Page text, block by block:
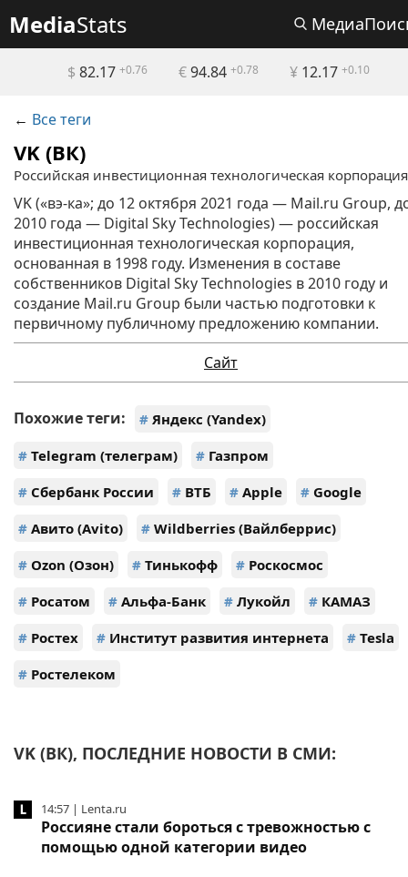
MediaStats
$ 82.17 +0.76 €94.84 +0.78 ¥ 12.17 +0.10
← Все теги
VK (ВК)
Российская инвестиционная технологическая корпорация
VK («вэ-ка»; до 12 октября 2021 года — Mail.ru Group,
2010 года — Digital Sky Technologies) — российская
инвестиционная технологическая корпорация,
основанная в 1998 году. Изменения в составе
собственников Digital Sky Technologies в 2010 году и
создание Mail.ru Group были частью подготовки к
первичному публичному предложению компании.
Сайт
Похожие теги: # Яндекс (Yandex)
# Telegram (телеграм) # Газпром
# Сбербанк России # ВТБ # Apple # Google
# Авито (Avito) # Wildberries (Вайлберрис)
# Ozon (Озон) # Тинькофф # Роскосмос
# Росатом # Альфа-Банк # Лукойл # КАМАЗ
# Ростех # Институт развития интернета # Tesla
# Ростелеком
VK (ВК), ПОСЛЕДНИЕ НОВОСТИ В СМИ:
14:57 | Lenta.ru
Россияне стали бороться с тревожностью с
помощью одной категории видео